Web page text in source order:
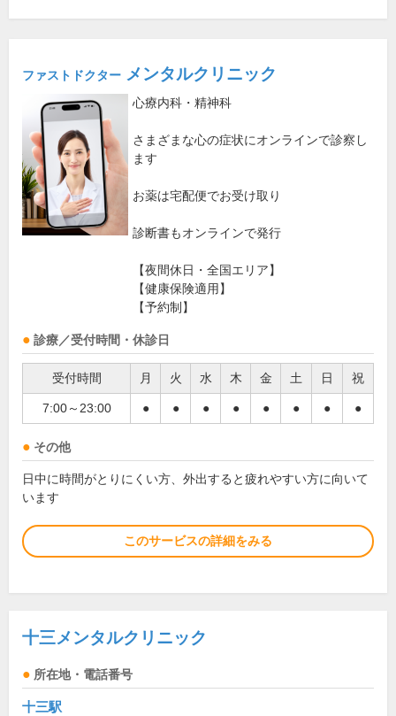
ファストドクター メンタルクリニック
心療内科・精神科
さまざまな心の症状にオンラインで診察し
ます
お薬は宅配便でお受け取り
診断書もオンラインで発行
【夜間休日・全国エリア】
【健康保険適用】
【予約制】
診療／受付時間・休診日
受付時間 月 火 水 木 金 土 日 祝
7:00～23:00 ● ● ● ● ● ● ● ●
その他
日中に時間がとりにくい方、外出すると疲れやすい方に向いて
います
このサービスの詳細をみる
十三メンタルクリニック
所在地・電話番号
十三駅